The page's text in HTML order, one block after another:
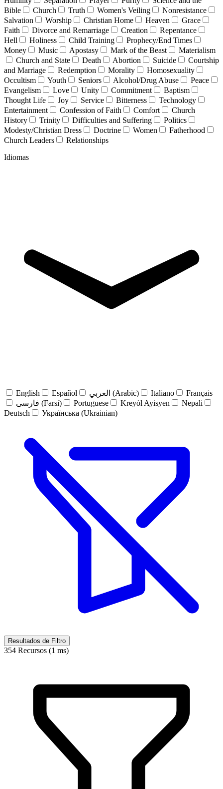
Bible
Church Truth Women's Veiling
Nonresistance
Salvation
Worship Christian Home Heaven
Grace
Faith
Divorce and Remarriage Creation
Repentance
Hell
Holiness Child Training
Prophecy/End Times
Money
Music Apostasy Mark of the Beast
Materialism
Church and State
Death Abortion Suicide
Courtship
and Marriage
Redemption Morality
Homosexuality
Occultism
Youth Seniors Alcohol/Drug Abuse
Peace
Evangelism
Love Unity Commitment
Baptism
Thought Life
Joy Service Bitterness
Technology
Entertainment
Confession of Faith Comfort
Church
History
Trinity Difficulties and Suffering
Politics
Modesty/Christian Dress
Doctrine Women
Fatherhood
Church Leaders
Relationships
Idiomas
English Español العربي (Arabic) Italiano
Français
فارسی (Farsi)
Portuguese Kreyòl Ayisyen
Nepali
Deutsch
Українська (Ukrainian)
Resultados de Filtro
354 Recursos (1 ms)